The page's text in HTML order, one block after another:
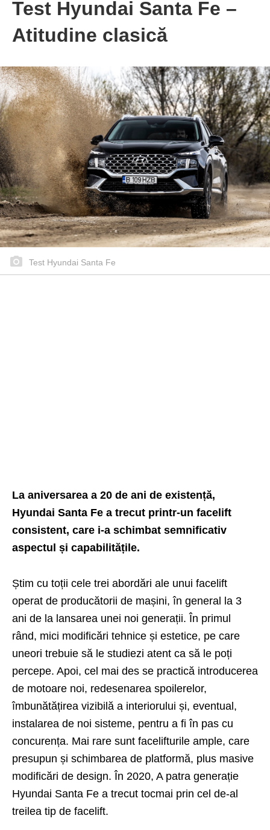
Test Hyundai Santa Fe –
Atitudine clasică
Test Hyundai Santa Fe
La aniversarea a 20 de ani de existență,
Hyundai Santa Fe a trecut printr-un facelift
consistent, care i-a schimbat semnificativ
aspectul și capabilitățile.
Știm cu toții cele trei abordări ale unui facelift
operat de producătorii de mașini, în general la 3
ani de la lansarea unei noi generații. În primul
rând, mici modificări tehnice și estetice, pe care
uneori trebuie să le studiezi atent ca să le poți
percepe. Apoi, cel mai des se practică introducerea
de motoare noi, redesenarea spoilerelor,
îmbunătățirea vizibilă a interiorului și, eventual,
instalarea de noi sisteme, pentru a fi în pas cu
concurența. Mai rare sunt facelifturile ample, care
presupun și schimbarea de platformă, plus masive
modificări de design. În 2020, A patra generație
Hyundai Santa Fe a trecut tocmai prin cel de-al
treilea tip de facelift.